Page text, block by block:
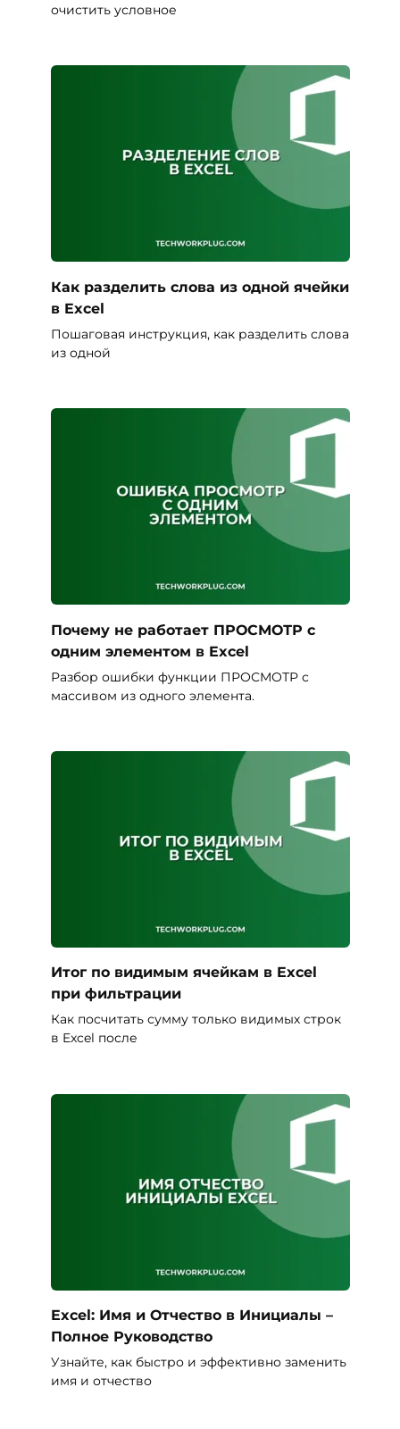
очистить условное
Как разделить слова из одной ячейки
в Excel
Пошаговая инструкция, как разделить слова
из одной
Почему не работает ПРОСМОТР с
одним элементом в Excel
Разбор ошибки функции ПРОСМОТР с
массивом из одного элемента.
Итог по видимым ячейкам в Excel
при фильтрации
Как посчитать сумму только видимых строк
в Excel после
Excel: Имя и Отчество в Инициалы –
Полное Руководство
Узнайте, как быстро и эффективно заменить
имя и отчество